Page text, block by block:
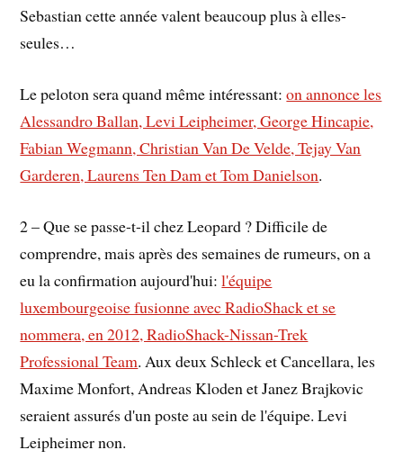
Sebastian cette année valent beaucoup plus à elles-
seules…
Le peloton sera quand même intéressant:on annonce les
Alessandro Ballan, Levi Leipheimer, George Hincapie,
Fabian Wegmann, Christian Van De Velde, Tejay Van
Garderen, Laurens Ten Dam et Tom Danielson.
2 – Que se passe-t-il chez Leopard ? Difficile de
comprendre, mais après des semaines de rumeurs, on a
eu la confirmation aujourd'hui:l'équipe
luxembourgeoise fusionne avec RadioShack et se
nommera, en 2012, RadioShack-Nissan-Trek
Professional Team. Aux deux Schleck et Cancellara, les
Maxime Monfort, Andreas Kloden et Janez Brajkovic
seraient assurés d'un poste au sein de l'équipe. Levi
Leipheimer non.